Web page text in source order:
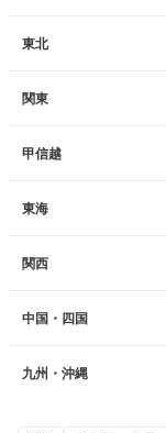
東北
関東
甲信越
東海
関西
中国・四国
九州・沖縄